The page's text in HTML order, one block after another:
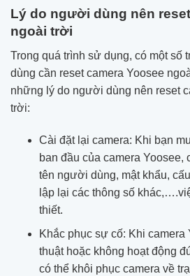
Lý do người dùng nên
ngoài trời
Trong quá trình sử dụng, có một
dùng cần reset camera Yoosee
những lý do người dùng nên reset
trời:
Cài đặt lại camera: Khi bạn
ban đầu của camera
tên người dùng, mật khẩu,
lập lại các thông số
thiết.
Khắc phục sự cố: Khi camera
thuật hoặc không hoạt động
có thể khôi phục camera về